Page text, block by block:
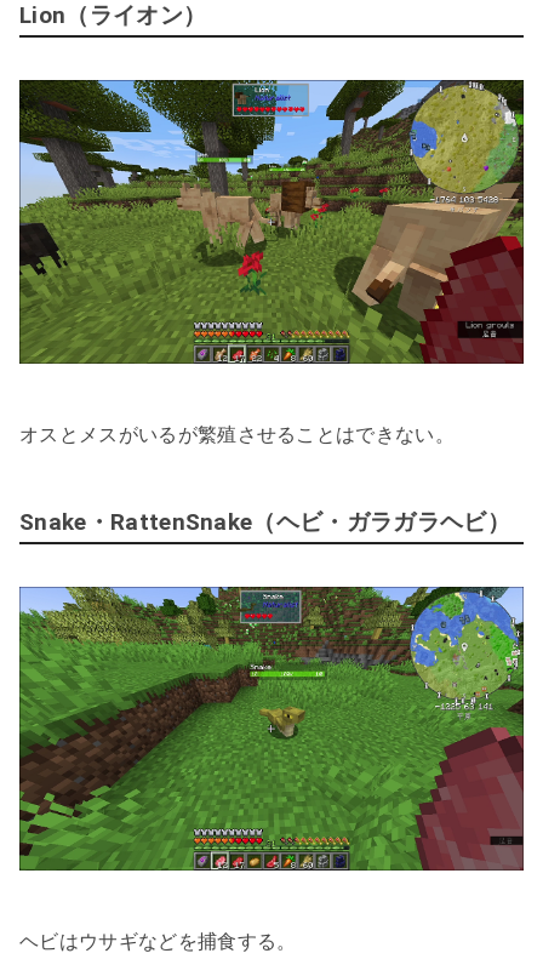
Lion（ライオン）
オスとメスがいるが繁殖させることはできない。
Snake・RattenSnake（ヘビ・ガラガラヘビ）
ヘビはウサギなどを捕食する。